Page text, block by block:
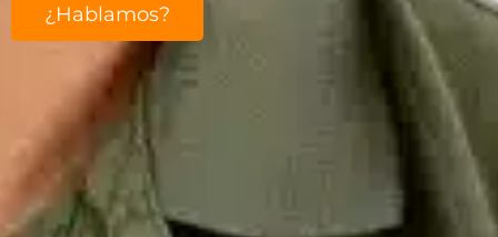
¿Hablamos?